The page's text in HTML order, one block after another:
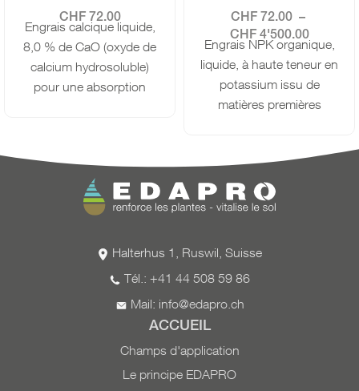
CHF72.00
Engrais calcique liquide,
8,0 % de CaO (oxyde de
calcium hydrosoluble)
pour une absorption
augmenter le rendement :
4-8 l/ha ouà 2 % (2 l /
100 l d’eau) en
L’application de Bio NPK
d’autres
et du thé
de compost (sauf soufre
et sulfate de magnésium).
Listé comme intrant par
CHF72.00
–
CHF4'500.00
Engrais NPK organique,
liquide, à haute teneur en
potassium issu de
matières premières
l'hydrolyse enzymatique
produisent un engrais
complet de haute qualité,
fournit en plus des oligo-
Adapté à la phase de
fructification de la culture.
L'application de Bio NPK
2-1-10 peut être
Halterhus 1, Ruswil, Suisse
Tél.: +41 44 508 59 86
Mail: info@edapro.ch
ACCUEIL
Champs d'application
Le principe EDAPRO